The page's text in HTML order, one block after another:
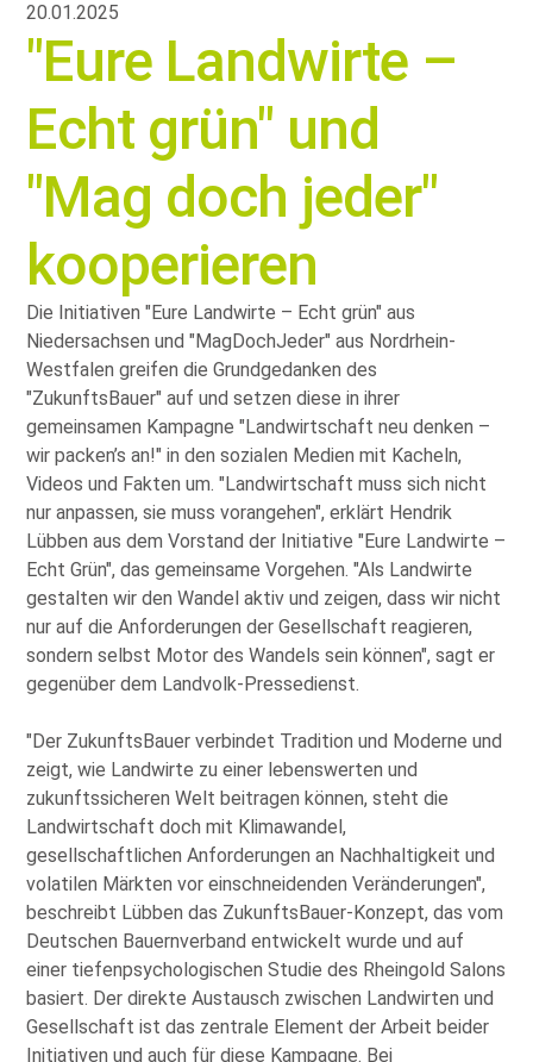
20.01.2025
Eure Landwirte –
Echt grün und
Mag doch jeder
kooperieren
Die Initiativen Eure Landwirte – Echt grün aus
Niedersachsen und MagDochJeder aus Nordrhein-
Westfalen greifen die Grundgedanken des
ZukunftsBauer auf und setzen diese in ihrer
gemeinsamen Kampagne Landwirtschaft neu denken –
wir packen’s an! in den sozialen Medien mit Kacheln,
Videos und Fakten um. Landwirtschaft muss sich nicht
nur anpassen, sie muss vorangehen , erklärt Hendrik
Lübben aus dem Vorstand der Initiative Eure Landwirte –
Echt Grün , das gemeinsame Vorgehen. Als Landwirte
gestalten wir den Wandel aktiv und zeigen, dass wir nicht
nur auf die Anforderungen der Gesellschaft reagieren,
sondern selbst Motor des Wandels sein können , sagt er
gegenüber dem Landvolk-Pressedienst.
Der ZukunftsBauer verbindet Tradition und Moderne und
zeigt, wie Landwirte zu einer lebenswerten und
zukunftssicheren Welt beitragen können, steht die
Landwirtschaft doch mit Klimawandel,
gesellschaftlichen Anforderungen an Nachhaltigkeit und
volatilen Märkten vor einschneidenden Veränderungen ,
beschreibt Lübben das ZukunftsBauer-Konzept, das vom
Deutschen Bauernverband entwickelt wurde und auf
einer tiefenpsychologischen Studie des Rheingold Salons
basiert. Der direkte Austausch zwischen Landwirten und
Gesellschaft ist das zentrale Element der Arbeit beider
Initiativen und auch für diese Kampagne. Bei